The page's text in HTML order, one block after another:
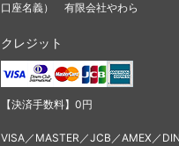
口座名義） 有限会社やわら
クレジット
【決済手数料】0円
VISA／MASTER／JCB／AMEX／